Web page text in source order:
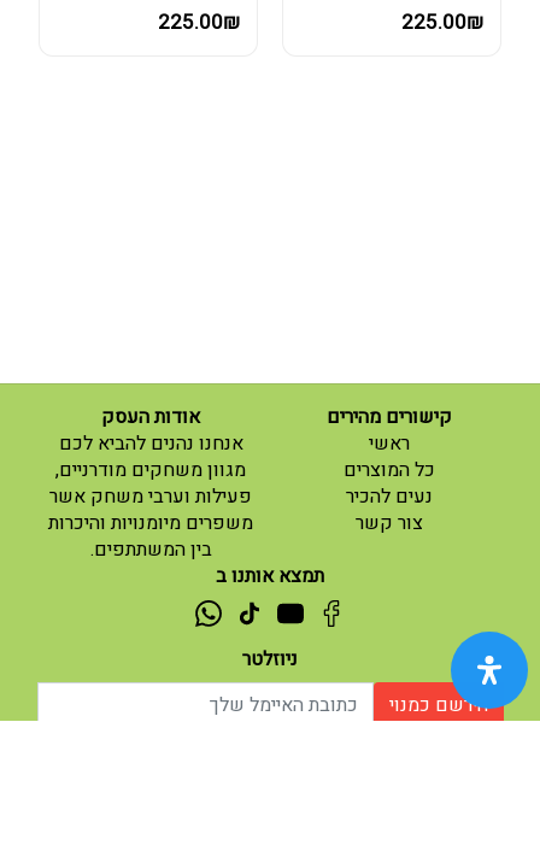
225.00₪
225.00₪
קישורים מהירים
ראשי
(current)
כל המוצרים
נעים להכיר
צור קשר
(current)
אודות העסק
אנחנו נהנים להביא לכם
מגוון משחקים מודרניים,
פעילות וערבי משחק אשר
משפרים מיומנויות והיכרות
בין המשתתפים.
תמצא אותנו ב
ניוזלטר
הירשם כמנוי